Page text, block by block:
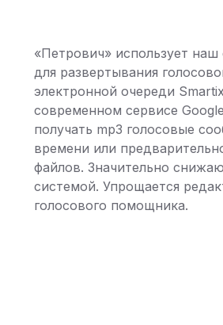
«Петрович» использует
для развертывания
электронной очереди
современном сервисе
получать mp3 голосовые
времени или
файлов. Значительно
системой. Упрощается
голосового помощника.